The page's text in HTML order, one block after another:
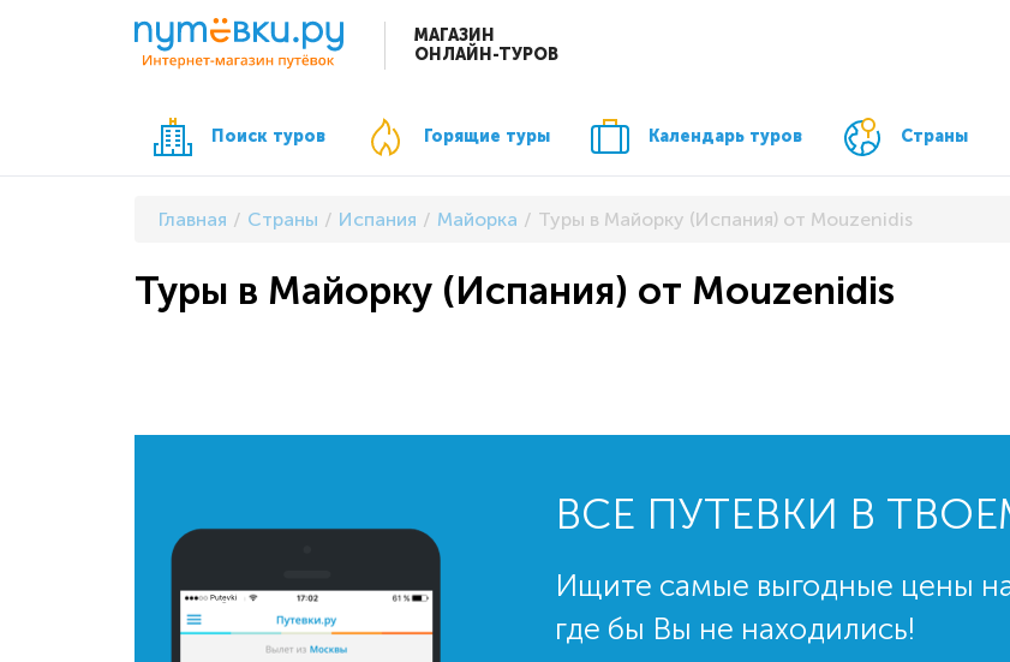
МАГАЗИН
ОНЛАЙН-ТУРОВ
Поиск туров Горящие туры Календарь туров Страны
Главная Страны Испания Майорка Туры в Майорку (Испания) от Mouzenidis
Туры в Майорку (Испания) от Mouzenidis
ВСЕ ПУТЕВКИ В
Ищите самые выгодные цены
где бы Вы не находились!